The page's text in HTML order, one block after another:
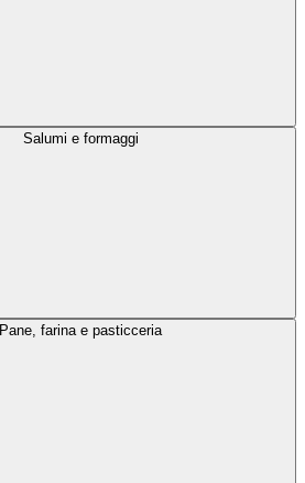
Salumi e formaggi
Pane, farina e pasticceria